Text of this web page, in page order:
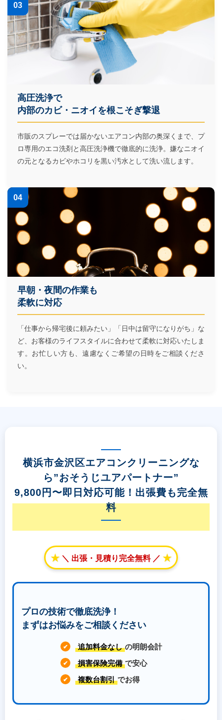
03
高圧洗浄で
内部のカビ・ニオイを根こそぎ撃退
市販のスプレーでは届かないエアコン内部の奥深くまで、プ
ロ専用のエコ洗剤と高圧洗浄機で徹底的に洗浄。嫌なニオイ
の元となるカビやホコリを黒い汚水として洗い流します。
04
早朝・夜間の作業も
柔軟に対応
「仕事から帰宅後に頼みたい」「日中は留守になりがち」な
ど、お客様のライフスタイルに合わせて柔軟に対応いたしま
す。お忙しい方も、遠慮なくご希望の日時をご相談くださ
い。
横浜市金沢区エアコンクリーニングな
ら”おそうじユアパートナー”
9,800円〜即日対応可能！出張費も完全無
料
★ ＼ 出張・見積り完全無料 ／ ★
プロの技術で徹底洗浄！
まずはお悩みをご相談ください
✔ 追加料金なし の明朗会計
✔ 損害保険完備 で安心
✔ 複数台割引 でお得